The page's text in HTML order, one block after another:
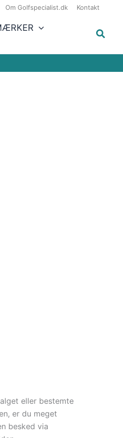
Om Golfspecialist.dk Kontakt
eller bestemte
er du meget
besked via